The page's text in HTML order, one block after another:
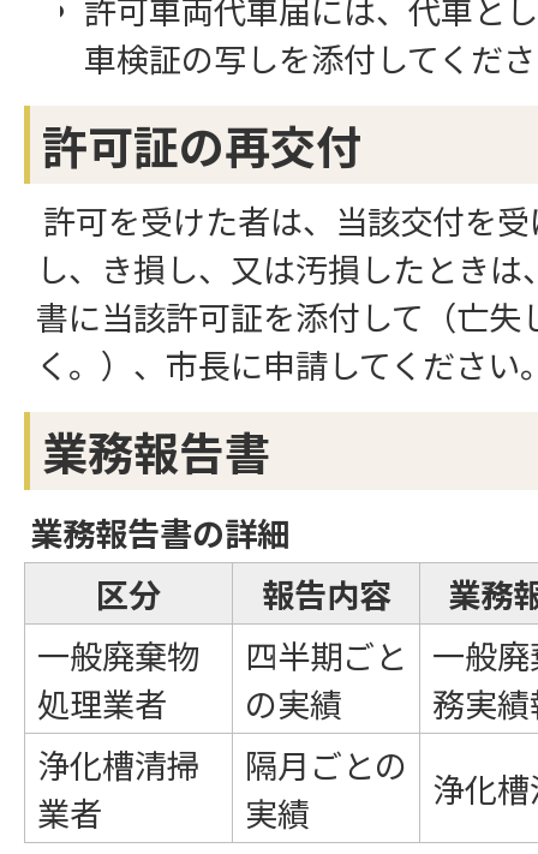
許可車両代車届には、代車と
車検証の写しを添付してくだ
許可証の再交付
許可を受けた者は、当該交付を
し、き損し、又は汚損したとき
書に当該許可証を添付して（亡失
く。）、市長に申請してください
業務報告書
業務報告書の詳細
区分
報告内容
業務
一般廃棄物
処理業者
四半期ごと
の実績
一般
務実
浄化槽清掃
業者
隔月ごとの
実績
浄化